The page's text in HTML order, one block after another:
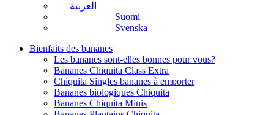
العربية
Suomi
Svenska
Bienfaits des bananes
Les bananes sont-elles bonnes pour vous?
Bananes Chiquita Class Extra
Chiquita Singles bananes à emporter
Bananes biologiques Chiquita
Bananes Chiquita Minis